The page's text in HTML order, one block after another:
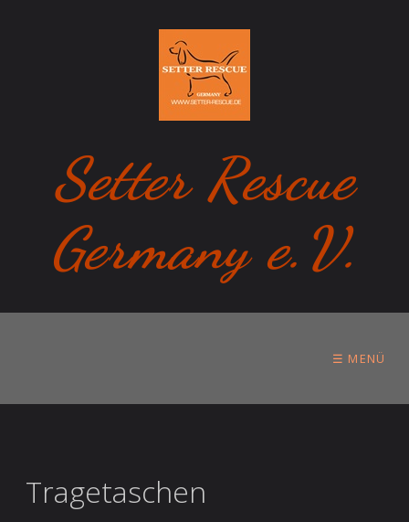
Setter Rescue
Germany e.V.
☰ MENÜ
Tragetaschen